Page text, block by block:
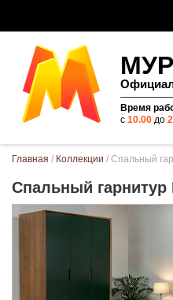
Время
с 10.00до
Вы здесь
Главная / Коллекции / Спальный
Спальный гарнитур